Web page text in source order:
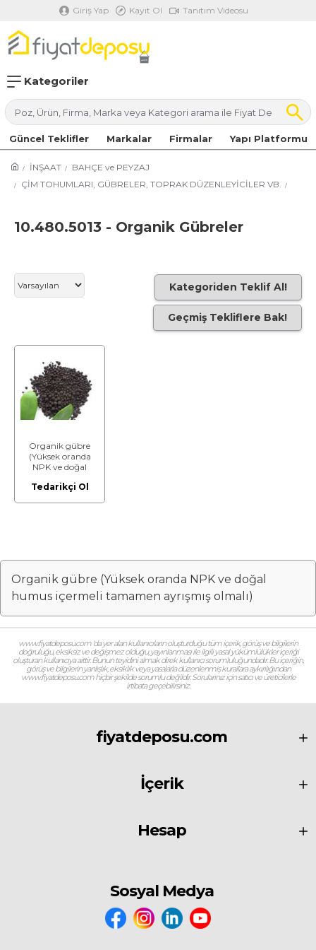
Giriş Yap Kayıt Ol Tanıtım Videosu
Kategoriler
Güncel Teklifler Markalar Firmalar Yapı Platformu
İNŞAAT
BAHÇE ve PEYZAJ
ÇİM TOHUMLARI, GÜBRELER, TOPRAK DÜZENLEYİCİLER VB.
10.480.5013 - Organik Gübreler
Kategoriden Teklif Al!
Geçmiş Tekliflere Bak!
Organik gübre
(Yüksek oranda
NPK ve doğal
tamamen
Tedarikçi Ol
Organik gübre (Yüksek oranda NPK ve doğal
humus içermeli tamamen ayrışmış olmalı)
www.fiyatdeposu.com ‘da yer alan kullanıcıların oluşturduğu tüm içerik, görüş ve bilgilerin
doğruluğu, eksiksiz ve değişmez olduğu, yayınlanması ile ilgili yasal yükümlülükler içeriği
oluşturan kullanıcıya aittir. Bunun teyidini almak direk kullanıcı sorumluluğundadır. Bu içeriğin,
görüş ve bilgilerin yanlışlık, eksiklik veya yasalarla düzenlenmiş kurallara aykırılığından
www.fiyatdeposu.com hiçbir şekilde sorumlu değildir. Sorularınız için satıcı ve üreticilerle
irtibata geçebilirsiniz.
fiyatdeposu.com
İçerik
Hesap
Sosyal Medya